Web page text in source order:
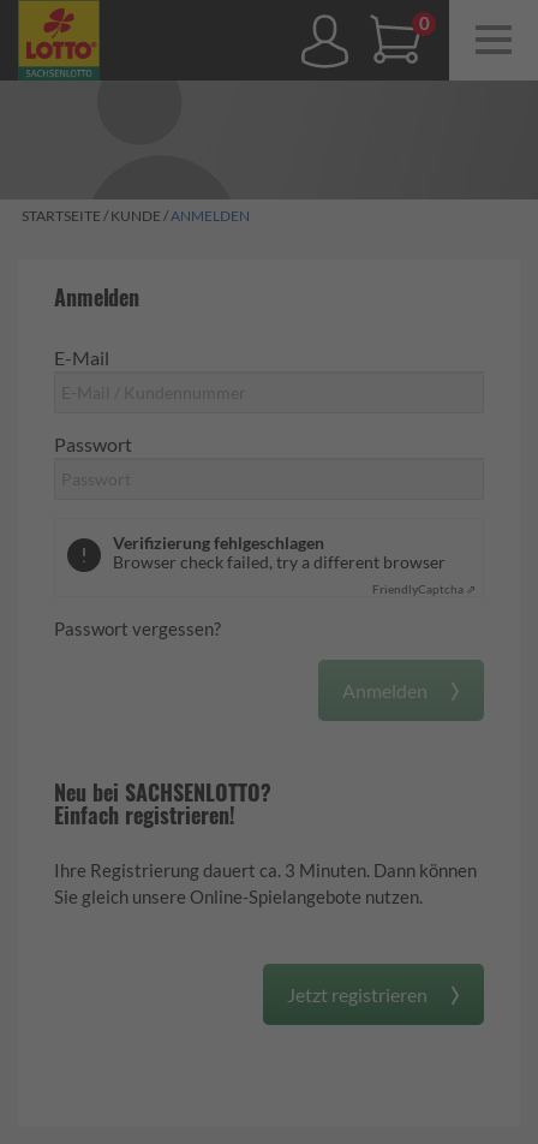
0,00 €
STARTSEITE / KUNDE /ANMELDEN
Anmelden
E-Mail
Passwort
Verifizierung fehlgeschlagen
Browser check failed, try a different browser
FriendlyCaptcha ⇗
Passwort vergessen?
Anmelden
Neu bei SACHSENLOTTO?
Einfach registrieren!
Ihre Registrierung dauert ca. 3 Minuten. Dann können
Sie gleich unsere Online-Spielangebote nutzen.
Jetzt registrieren